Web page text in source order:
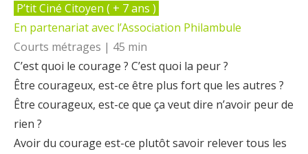
P’tit Ciné Citoyen ( + 7 ans )
En partenariat avec l’Association Philambule
Courts métrages | 45 min
C’est quoi le courage ? C’est quoi la peur ?
Être courageux, est-ce être plus fort que les autres ?
Être courageux, est-ce que ça veut dire n’avoir peur de
rien ?
Avoir du courage est-ce plutôt savoir relever tous les